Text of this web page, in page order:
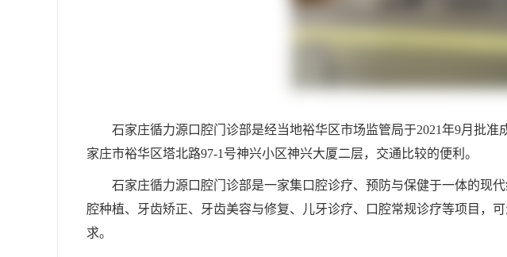
石家庄循力源口腔门诊部是经当地裕华区市场监管局于2021年9月批
家庄市裕华区塔北路97-1号神兴小区神兴大厦二层，交通比较的便利。
石家庄循力源口腔门诊部是一家集口腔诊疗、预防与保健于一体的现
腔种植、牙齿矫正、牙齿美容与修复、儿牙诊疗、口腔常规诊疗等项目，
求。